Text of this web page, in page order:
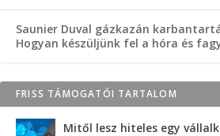
Saunier Duval gázkazán
Hogyan készüljünk fel a hóra és
FRISS TÁMOGATÓI TARTALOM
Mitől lesz hiteles egy